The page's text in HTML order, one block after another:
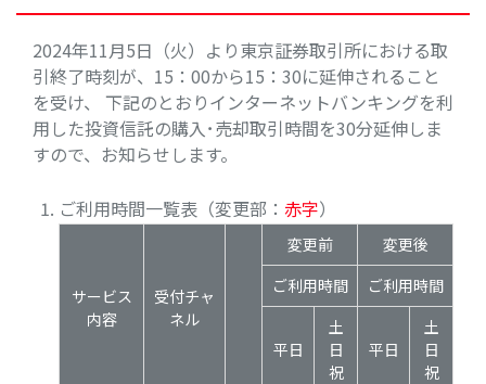
2024年11月5日（火）より東京証券取引所における取
引終了時刻が、15：00から15：30に延伸されること
を受け、 下記のとおりインターネットバンキングを利
用した投資信託の購入･売却取引時間を30分延伸しま
すので、お知らせします。
ご利用時間一覧表（変更部： 赤字）
サービス
内容
受付チャ
ネル
変更前
変更後
ご利用時間
ご利用時間
平日
土
日
祝
平日
土
日
祝